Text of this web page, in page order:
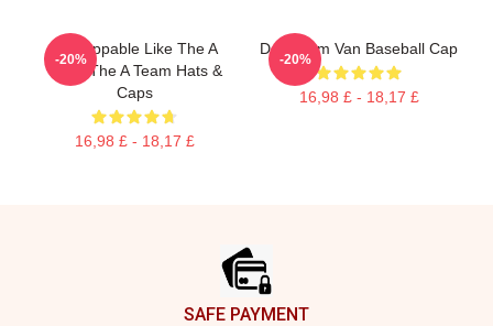
Unstoppable Like The A
Team The A Team Hats &
Caps
16,98 £ - 18,17 £
-20%
Das Team Van Baseball Cap
16,98 £ - 18,17 £
-20%
SAFE PAYMENT